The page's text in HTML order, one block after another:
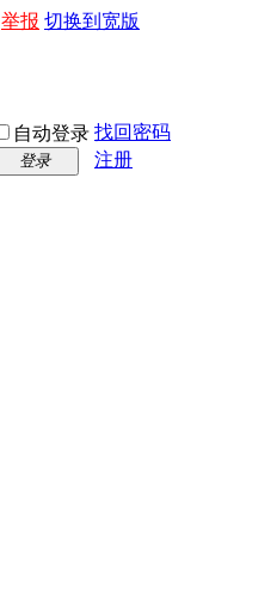
举报 切换到宽版
自动登录 找回密码
登录 注册